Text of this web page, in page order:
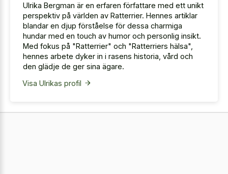
Ulrika Bergman är en erfaren författare med ett unikt
perspektiv på världen av Ratterrier. Hennes artiklar
blandar en djup förståelse för dessa charmiga
hundar med en touch av humor och personlig insikt.
Med fokus på "Ratterrier" och "Ratterriers hälsa",
hennes arbete dyker in i rasens historia, vård och
den glädje de ger sina ägare.
Visa Ulrikas profil